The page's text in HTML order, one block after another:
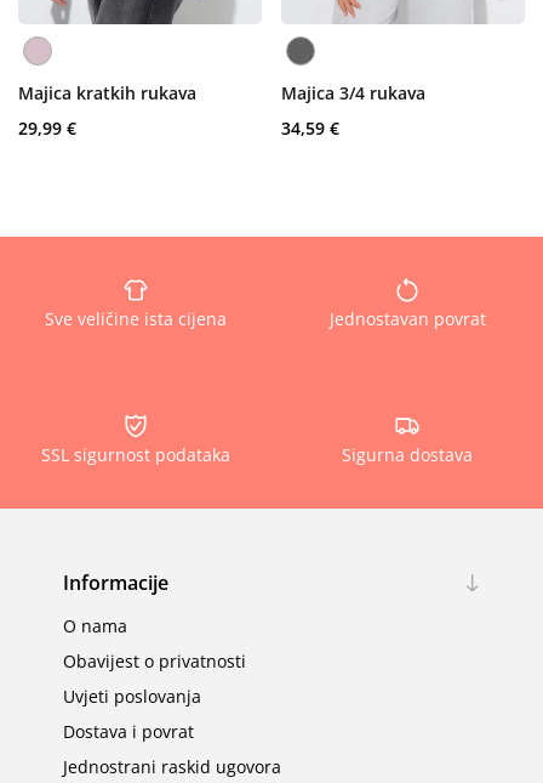
Majica kratkih rukava
29,99 €
Majica 3/4 rukava
34,59 €
Sve veličine ista cijena Jednostavan povrat
SSL sigurnost podataka Sigurna dostava
Informacije
O nama
Obavijest o privatnosti
Uvjeti poslovanja
Dostava i povrat
Jednostrani raskid ugovora